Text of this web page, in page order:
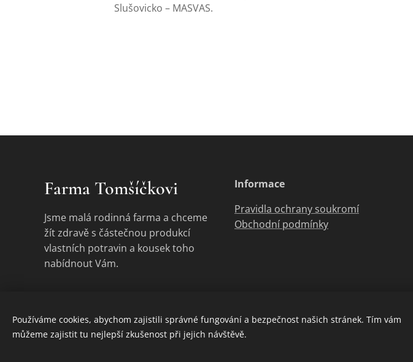
Slušovicko – MASVAS.
Farma Tomšíčkovi
Jsme malá rodinná farma a chceme
žít zdravě s částečnou produkcí
vlastních potravin a kousek toho
nabídnout Vám.
Informace
Pravidla ochrany soukromí
Obchodní podmínky
Používáme cookies, abychom zajistili správné fungování a bezpečnost našich stránek. Tím vám
můžeme zajistit tu nejlepší zkušenost při jejich návštěvě.